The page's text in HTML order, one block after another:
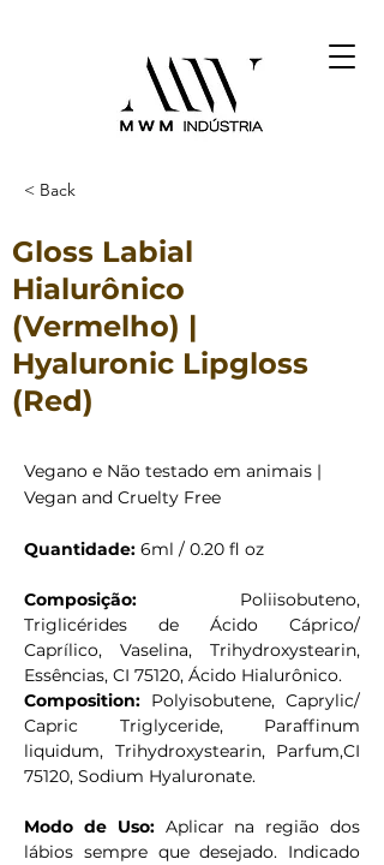
< Back
Gloss Labial
Hialurônico
(Vermelho) |
Hyaluronic Lipgloss
(Red)
Vegano e Não testado em animais |
Vegan and Cruelty Free
Quantidade: 6ml / 0.20 fl oz
Composição: Poliisobuteno,
Triglicérides de Ácido Cáprico/
Caprílico, Vaselina, Trihydroxystearin,
Essências, CI 75120, Ácido Hialurônico.
Composition: Polyisobutene, Caprylic/
Capric Triglyceride, Paraffinum
liquidum, Trihydroxystearin, Parfum,CI
75120, Sodium Hyaluronate.
Modo de Uso: Aplicar na região dos
lábios sempre que desejado. Indicado